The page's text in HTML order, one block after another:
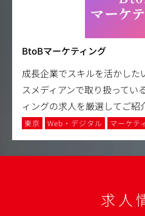
BtoBマーケティング
成長企業でスキルを活かした
スメディアンで取り扱ってい
ィングの求人を厳選してご紹
東京 Web・デジタル マーケテ
求人